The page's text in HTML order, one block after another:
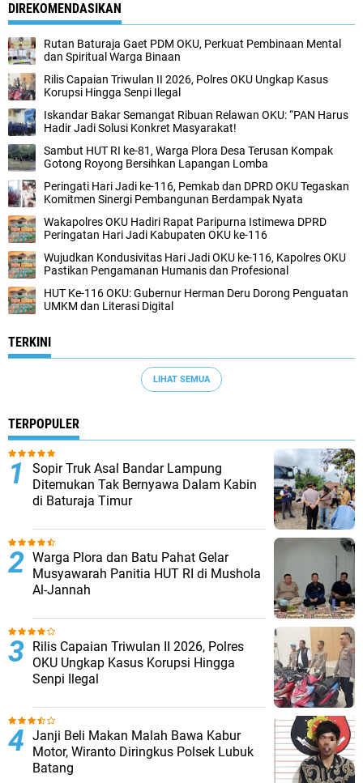
DIREKOMENDASIKAN
Rutan Baturaja Gaet PDM OKU, Perkuat Pembinaan Mental
dan Spiritual Warga Binaan
Rilis Capaian Triwulan II 2026, Polres OKU Ungkap Kasus
Korupsi Hingga Senpi Ilegal
Iskandar Bakar Semangat Ribuan Relawan OKU: “PAN Harus
Hadir Jadi Solusi Konkret Masyarakat!
Sambut HUT RI ke-81, Warga Plora Desa Terusan Kompak
Gotong Royong Bersihkan Lapangan Lomba
Peringati Hari Jadi ke-116, Pemkab dan DPRD OKU Tegaskan
Komitmen Sinergi Pembangunan Berdampak Nyata
Wakapolres OKU Hadiri Rapat Paripurna Istimewa DPRD
Peringatan Hari Jadi Kabupaten OKU ke-116
Wujudkan Kondusivitas Hari Jadi OKU ke-116, Kapolres OKU
Pastikan Pengamanan Humanis dan Profesional
HUT Ke-116 OKU: Gubernur Herman Deru Dorong Penguatan
UMKM dan Literasi Digital
TERKINI
LIHAT SEMUA
TERPOPULER
Sopir Truk Asal Bandar Lampung
Ditemukan Tak Bernyawa Dalam Kabin
di Baturaja Timur
Warga Plora dan Batu Pahat Gelar
Musyawarah Panitia HUT RI di Mushola
Al-Jannah
Rilis Capaian Triwulan II 2026, Polres
OKU Ungkap Kasus Korupsi Hingga
Senpi Ilegal
Janji Beli Makan Malah Bawa Kabur
Motor, Wiranto Diringkus Polsek Lubuk
Batang